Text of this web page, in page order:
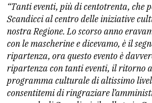
“Tanti eventi, più di centotrenta, che
Scandicci al centro delle iniziative
nostra Regione. Lo scorso anno
con le mascherine e dicevamo, è il
ripartenza, ora questo evento è
ripartenza con tanti eventi, il ritorno
programma culturale di altissimo
consentitemi di ringraziare